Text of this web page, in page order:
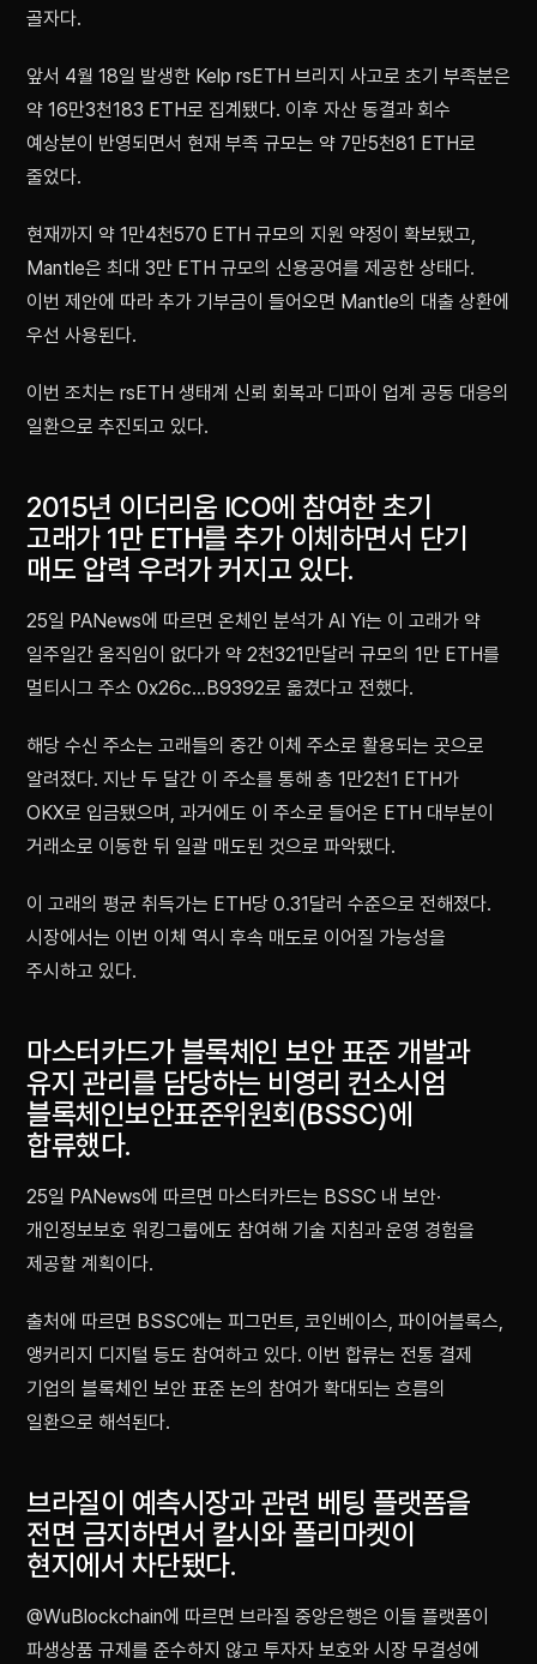
골자다.
앞서 4월 18일 발생한 Kelp rsETH 브리지 사고로 초기 부족분은
약 16만3천183 ETH로 집계됐다. 이후 자산 동결과 회수
예상분이 반영되면서 현재 부족 규모는 약 7만5천81 ETH로
줄었다.
현재까지 약 1만4천570 ETH 규모의 지원 약정이 확보됐고,
Mantle은 최대 3만 ETH 규모의 신용공여를 제공한 상태다.
이번 제안에 따라 추가 기부금이 들어오면 Mantle의 대출 상환에
우선 사용된다.
이번 조치는 rsETH 생태계 신뢰 회복과 디파이 업계 공동 대응의
일환으로 추진되고 있다.
2015년 이더리움 ICO에 참여한 초기
고래가 1만 ETH를 추가 이체하면서 단기
매도 압력 우려가 커지고 있다.
25일 PANews에 따르면 온체인 분석가 AI Yi는 이 고래가 약
일주일간 움직임이 없다가 약 2천321만달러 규모의 1만 ETH를
멀티시그 주소 0x26c…B9392로 옮겼다고 전했다.
해당 수신 주소는 고래들의 중간 이체 주소로 활용되는 곳으로
알려졌다. 지난 두 달간 이 주소를 통해 총 1만2천1 ETH가
OKX로 입금됐으며, 과거에도 이 주소로 들어온 ETH 대부분이
거래소로 이동한 뒤 일괄 매도된 것으로 파악됐다.
이 고래의 평균 취득가는 ETH당 0.31달러 수준으로 전해졌다.
시장에서는 이번 이체 역시 후속 매도로 이어질 가능성을
주시하고 있다.
마스터카드가 블록체인 보안 표준 개발과
유지 관리를 담당하는 비영리 컨소시엄
블록체인보안표준위원회(BSSC)에
합류했다.
25일 PANews에 따르면 마스터카드는 BSSC 내 보안·
개인정보보호 워킹그룹에도 참여해 기술 지침과 운영 경험을
제공할 계획이다.
출처에 따르면 BSSC에는 피그먼트, 코인베이스, 파이어블록스,
앵커리지 디지털 등도 참여하고 있다. 이번 합류는 전통 결제
기업의 블록체인 보안 표준 논의 참여가 확대되는 흐름의
일환으로 해석된다.
브라질이 예측시장과 관련 베팅 플랫폼을
전면 금지하면서 칼시와 폴리마켓이
현지에서 차단됐다.
@WuBlockchain에 따르면 브라질 중앙은행은 이들 플랫폼이
파생상품 규제를 준수하지 않고 투자자 보호와 시장 무결성에